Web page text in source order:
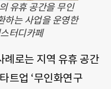
유휴 공간을 무인
하는 사업을 운영한
터디카페
례로는 지역 유휴 공간
트업 ‘무인화연구